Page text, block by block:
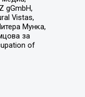
gGmbH,
Vistas,
Мунка,
за
of